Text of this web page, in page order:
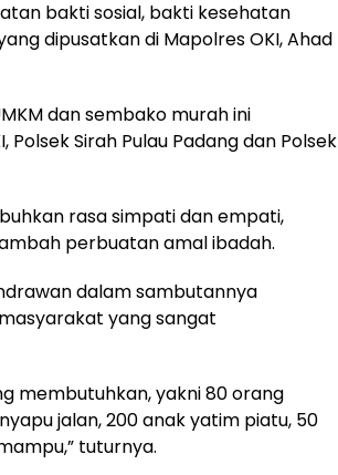
bakti sosial, bakti kesehatan
dipusatkan di Mapolres OKI, Ahad
dan sembako murah ini
Sirah Pulau Padang dan Polsek
rasa simpati dan empati,
perbuatan amal ibadah.
dalam sambutannya
yang sangat
membutuhkan, yakni 80 orang
jalan, 200 anak yatim piatu, 50
tuturnya.